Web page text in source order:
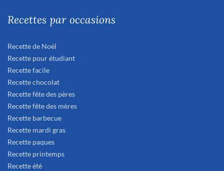
Recettes par occasions
Recette de Noël
Recette pour étudiant
Recette facile
Recette chocolat
Recette fête des pères
Recette fête des mères
Recette barbecue
Recette mardi gras
Recette paques
Recette printemps
Recette été